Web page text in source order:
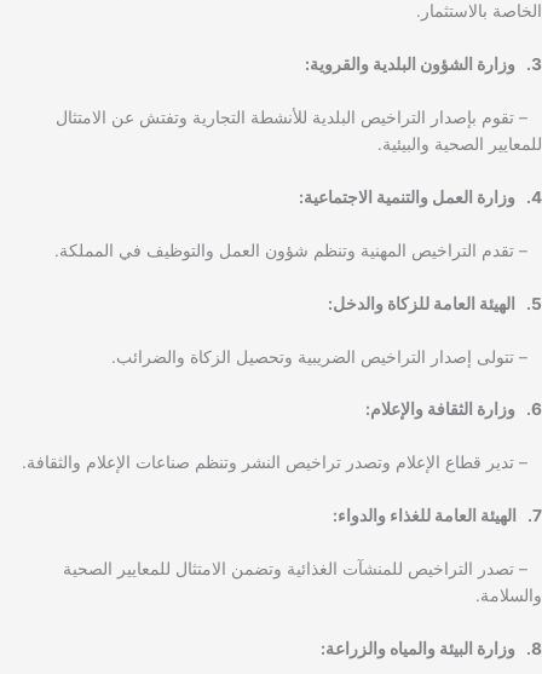
الخاصة بالاستثمار.
3. وزارة الشؤون البلدية والقروية:
– تقوم بإصدار التراخيص البلدية للأنشطة التجارية وتفتش عن الامتثال
للمعايير الصحية والبيئية.
4. وزارة العمل والتنمية الاجتماعية:
– تقدم التراخيص المهنية وتنظم شؤون العمل والتوظيف في المملكة.
5. الهيئة العامة للزكاة والدخل:
– تتولى إصدار التراخيص الضريبية وتحصيل الزكاة والضرائب.
6. وزارة الثقافة والإعلام:
– تدير قطاع الإعلام وتصدر تراخيص النشر وتنظم صناعات الإعلام والثقافة.
7. الهيئة العامة للغذاء والدواء:
– تصدر التراخيص للمنشآت الغذائية وتضمن الامتثال للمعايير الصحية
والسلامة.
8. وزارة البيئة والمياه والزراعة: